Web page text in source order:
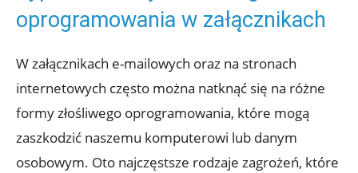
oprogramowania w załącznikach
W załącznikach e-mailowych oraz na stronach
internetowych często można natknąć się na różne
formy złośliwego oprogramowania, które mogą
zaszkodzić naszemu komputerowi lub danym
osobowym. Oto najczęstsze rodzaje zagrożeń, które